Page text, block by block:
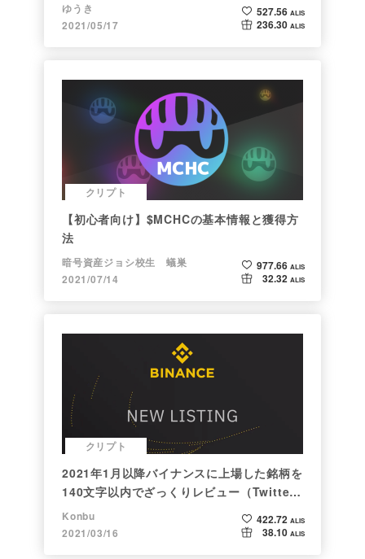
ゆうき
2021/05/17
527.56 ALIS
236.30 ALIS
クリプト
【初心者向け】$MCHCの基本情報と獲得方
法
暗号資産ジョシ校生 蟻巣
2021/07/14
977.66 ALIS
32.32 ALIS
クリプト
2021年1月以降バイナンスに上場した銘柄を
140文字以内でざっくりレビュー（Twitter
向け情報まとめ）
Konbu
2021/03/16
422.72 ALIS
38.10 ALIS